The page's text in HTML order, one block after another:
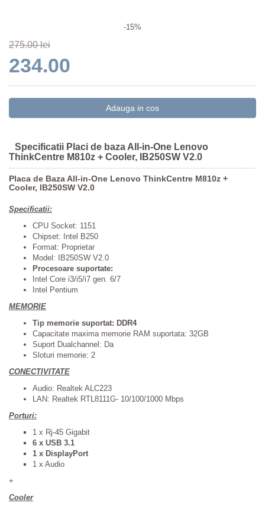
-15%
275.00 lei
234.00
Specificatii Placi de baza All-in-One Lenovo
ThinkCentre M810z + Cooler, IB250SW V2.0
Placa de Baza All-in-One Lenovo ThinkCentre M810z +
Cooler, IB250SW V2.0
Specificatii:
CPU Socket: 1151
Chipset: Intel B250
Format: Proprietar
Model: IB250SW V2.0
Procesoare suportate:
Intel Core i3/i5/i7 gen. 6/7
Intel Pentium
MEMORIE
Tip memorie suportat: DDR4
Capacitate maxima memorie RAM suportata: 32GB
Suport Dualchannel: Da
Sloturi memorie: 2
CONECTIVITATE
Audio: Realtek ALC223
LAN: Realtek RTL8111G- 10/100/1000 Mbps
Porturi:
1 x Rj-45 Gigabit
6 x USB 3.1
1 x DisplayPort
1 x Audio
+
Cooler